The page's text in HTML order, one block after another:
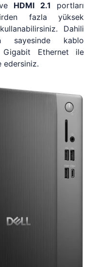
HDMI 2.1 portları
fazla yüksek
Dahili
sayesinde kablo
Gigabit Ethernet ile
edersiniz.